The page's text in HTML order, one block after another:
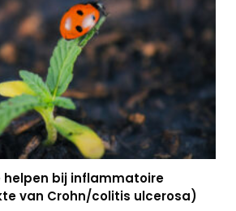
helpen bij inflammatoire
van Crohn/colitis ulcerosa)